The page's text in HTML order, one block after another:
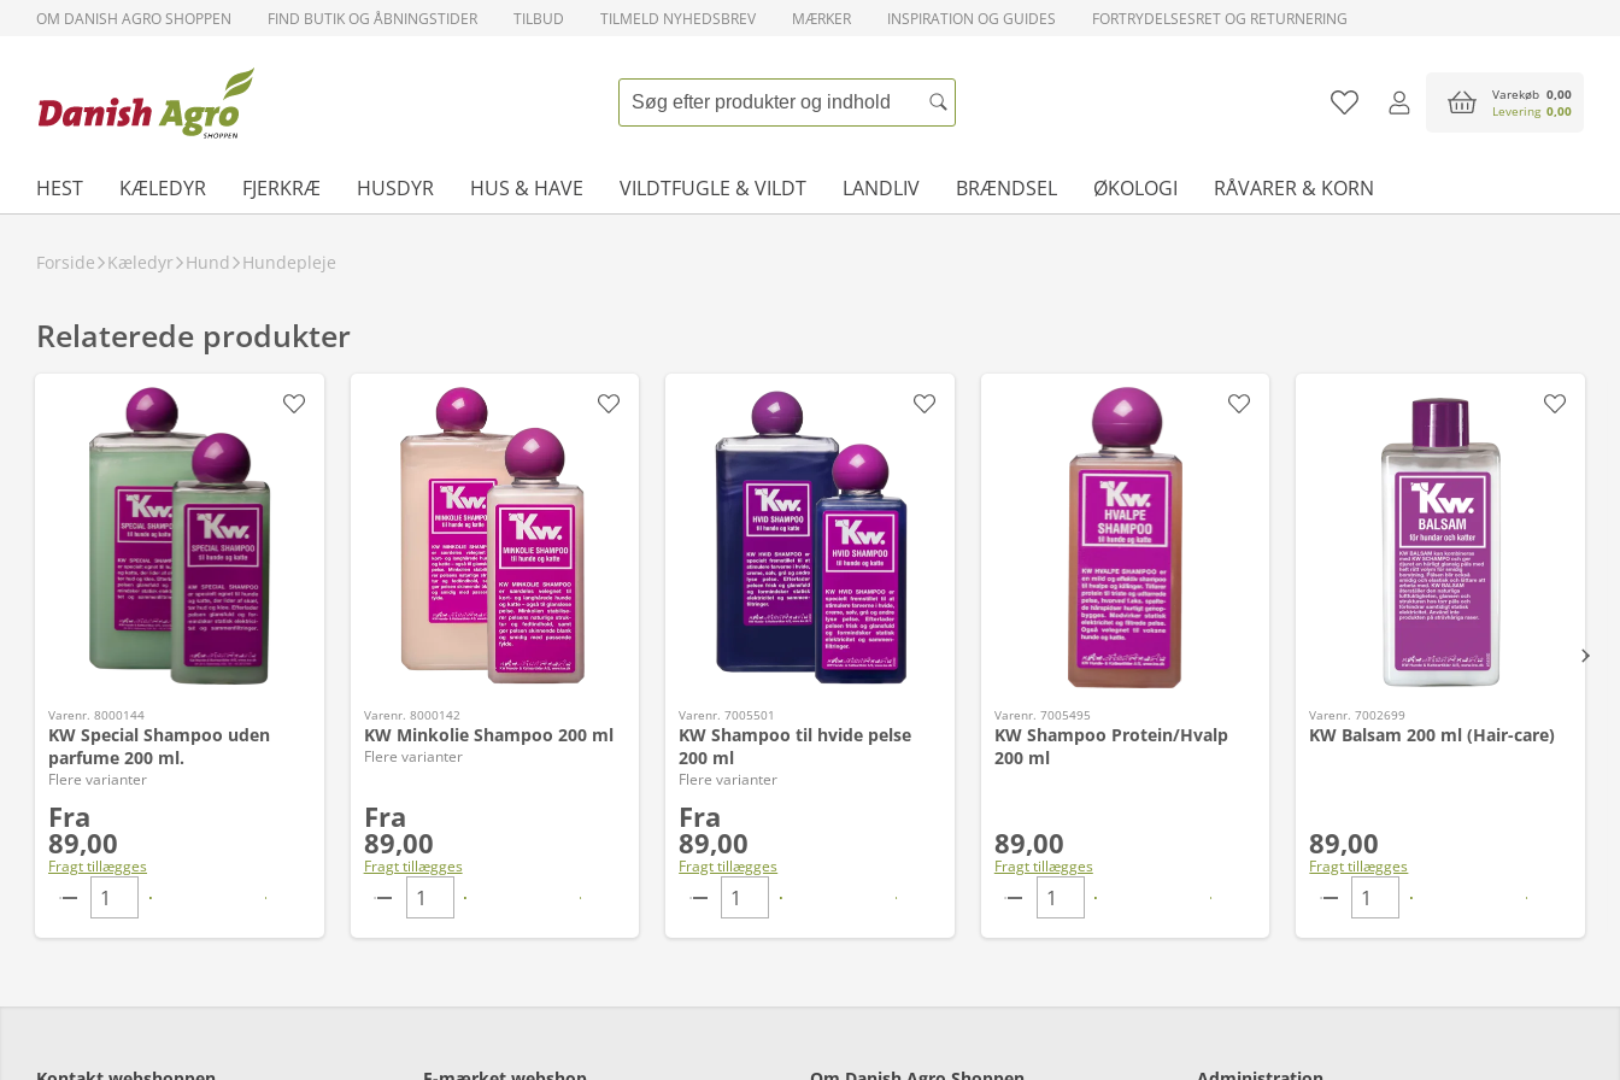
OM DANISH AGRO SHOPPEN FIND BUTIK OG ÅBNINGSTIDER TILBUD TILMELD NYHEDSBREV MÆRKER INSPIRATION OG GUIDES FORTRYDELSESRET OG RETURNERING
Varekøb 0,00
Levering 0,00
HEST KÆLEDYR FJERKRÆ HUSDYR HUS & HAVE VILDTFUGLE & VILDT LANDLIV BRÆNDSEL ØKOLOGI RÅVARER & KORN
Forside Kæledyr Hund Hundepleje
Relaterede produkter
Varenr. 8000144
KW Special Shampoo uden
parfume 200 ml.
Flere varianter
Fra
89,00
Fragt tillægges
Varenr. 8000142
KW Minkolie Shampoo 200 ml
Flere varianter
Fra
89,00
Fragt tillægges
Varenr. 7005501
KW Shampoo til hvide pelse
200 ml
Flere varianter
Fra
89,00
Fragt tillægges
Varenr. 7005495
KW Shampoo Protein/Hvalp
200 ml
89,00
Fragt tillægges
Varenr. 7002699
KW Balsam 200 ml (Hair-care)
89,00
Fragt tillægges